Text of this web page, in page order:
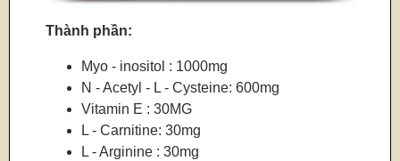
Thành phần:
Myo - inositol : 1000mg
N - Acetyl - L - Cysteine: 600mg
Vitamin E : 30MG
L - Carnitine: 30mg
L - Arginine : 30mg